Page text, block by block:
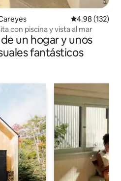
Calificación
4.98 (132)
con piscina y vista al mar
un hogar y unos
fantásticos